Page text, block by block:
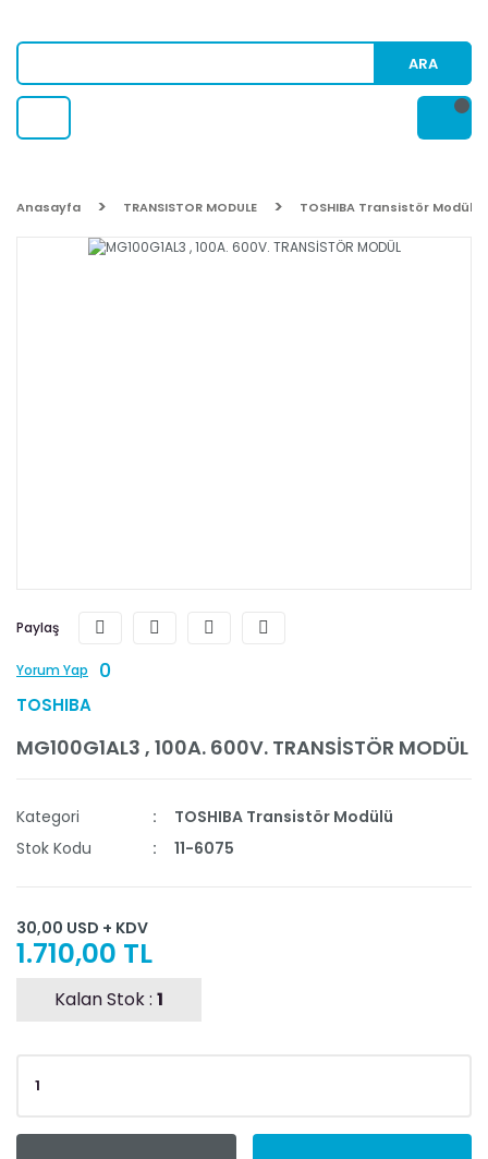
ARA
Anasayfa TRANSISTOR MODULE TOSHIBA Transistör Modülü
Paylaş
Yorum Yap 0
TOSHIBA
MG100G1AL3 , 100A. 600V. TRANSİSTÖR MODÜL
Kategori
TOSHIBA Transistör Modülü
Stok Kodu
11-6075
30,00 USD + KDV
1.710,00 TL
Kalan Stok : 1